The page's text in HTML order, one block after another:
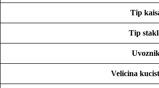
Tip
Tip
Velicina